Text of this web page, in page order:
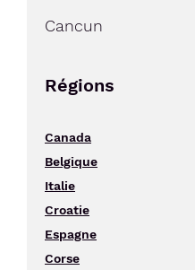
Cancun
Régions
Canada
Belgique
Italie
Croatie
Espagne
Corse